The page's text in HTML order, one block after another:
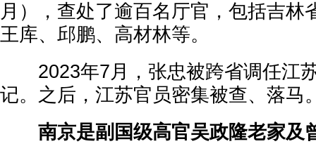
月），查处了逾百名厅官，包括吉林
王库、邱鹏、高材林等。
2023年7月，张忠被跨省调任江
记。之后，江苏官员密集被查、落马
南京是副国级高官吴政隆老家及